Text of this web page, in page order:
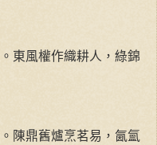
東風權作織耕人，綠錦
陳鼎舊爐烹茗易，氤氳